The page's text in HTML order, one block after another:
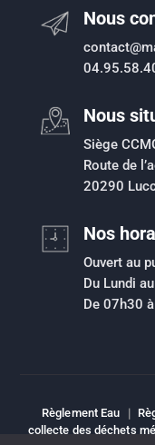
Nous
Nous
Siège
Route de
20290
Nos
Ouvert au
Du Lundi
De 07h30
Règlement Eau |
collecte des déchets